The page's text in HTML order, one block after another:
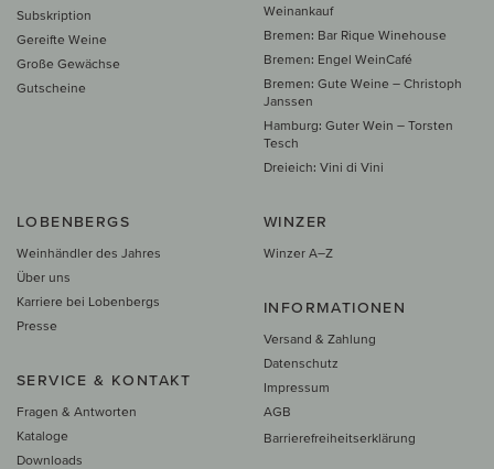
Subskription
Gereifte Weine
Große Gewächse
Gutscheine
Weinankauf
Bremen: Bar Rique Winehouse
Bremen: Engel WeinCafé
Bremen: Gute Weine – Christoph
Janssen
Hamburg: Guter Wein – Torsten
Tesch
Dreieich: Vini di Vini
LOBENBERGS
Weinhändler des Jahres
Über uns
Karriere bei Lobenbergs
Presse
SERVICE & KONTAKT
Fragen & Antworten
Kataloge
Downloads
WINZER
Winzer A–Z
INFORMATIONEN
Versand & Zahlung
Datenschutz
Impressum
AGB
Barrierefreiheitserklärung